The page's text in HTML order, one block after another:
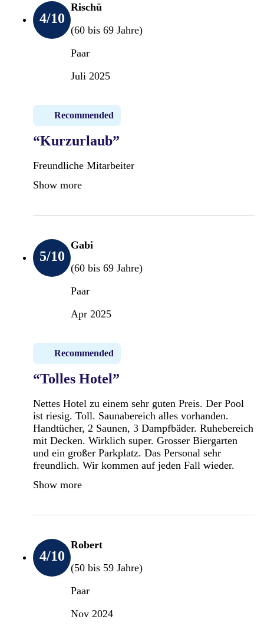
4/10
Rischü
(60 bis 69 Jahre)
Paar
Juli 2025
Recommended
“Kurzurlaub”
Freundliche Mitarbeiter
Show more
5/10
Gabi
(60 bis 69 Jahre)
Paar
Apr 2025
Recommended
“Tolles Hotel”
Nettes Hotel zu einem sehr guten Preis. Der Pool
ist riesig. Toll. Saunabereich alles vorhanden.
Handtücher, 2 Saunen, 3 Dampfbäder. Ruhebereich
mit Decken. Wirklich super. Grosser Biergarten
und ein großer Parkplatz. Das Personal sehr
freundlich. Wir kommen auf jeden Fall wieder.
Show more
4/10
Robert
(50 bis 59 Jahre)
Paar
Nov 2024